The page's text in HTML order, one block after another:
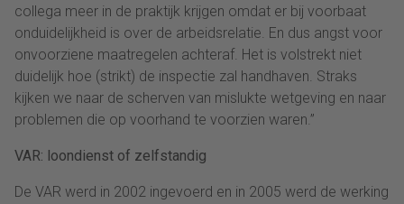
collega meer in de praktijk krijgen omdat er bij voorbaat
onduidelijkheid is over de arbeidsrelatie. En dus angst voor
onvoorziene maatregelen achteraf. Het is volstrekt niet
duidelijk hoe (strikt) de inspectie zal handhaven. Straks
kijken we naar de scherven van mislukte wetgeving en naar
problemen die op voorhand te voorzien waren.”
VAR: loondienst of zelfstandig
De VAR werd in 2002 ingevoerd en in 2005 werd de werking